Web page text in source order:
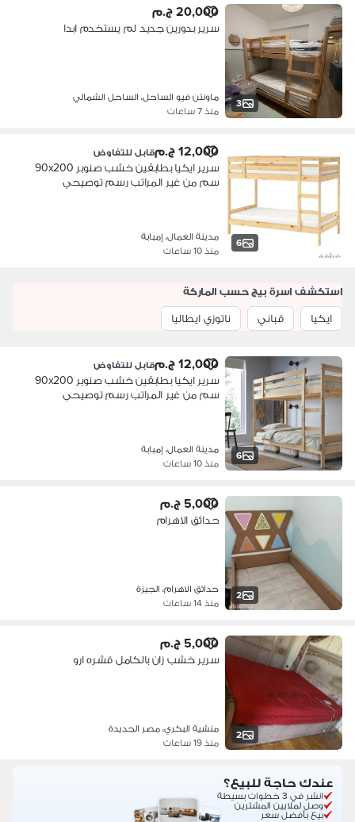
3
20,000 ج.م
سرير بدورين جديد لم يستخدم ابدا
ماونتن فيو الساحل، الساحل الشمالي
منذ 7 ساعات
6
12,000 ج.م قابل للتفاوض
سرير ايكيا بطابقين خشب صنوبر ‎90x200
سم من غير المراتب رسم توصيحي
مدينة العمال، إمبابة
منذ 10 ساعات
استكشف اسرة بيج حسب الماركة
ايكيا
قباني ناتوزي ايطاليا
6
12,000 ج.م قابل للتفاوض
سرير ايكيا بطابقين خشب صنوبر ‎90x200
سم من غير المراتب رسم توصيحي
مدينة العمال، إمبابة
منذ 10 ساعات
2
5,000 ج.م
حدائق الاهرام
حدائق الاهرام، الجيزة
منذ 14 ساعات
2
5,000 ج.م
سرير خشب زان بالكامل قشره ارو
منشية البكري، مصر الجديدة
منذ 19 ساعات
عندك حاجة للبيع؟
انشر في 3 خطوات بسيطة
وصل لملايين المشترين
بيع بأفضل سعر